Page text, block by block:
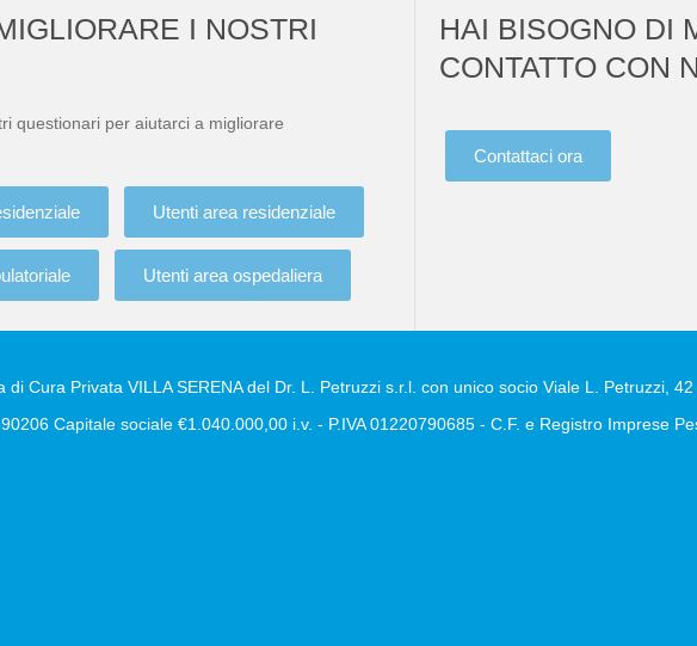
I NOSTRI
questionari per aiutarci a migliorare
Utenti area residenziale
Utenti area ospedaliera
HAI BISOGNO DI
CONTATTO CON
Contattaci ora
Cura Privata VILLA SERENA del Dr. L. Petruzzi s.r.l. con unico socio Viale L. Petruzzi,
Capitale sociale €1.040.000,00 i.v. - P.IVA 01220790685 - C.F. e Registro Imprese